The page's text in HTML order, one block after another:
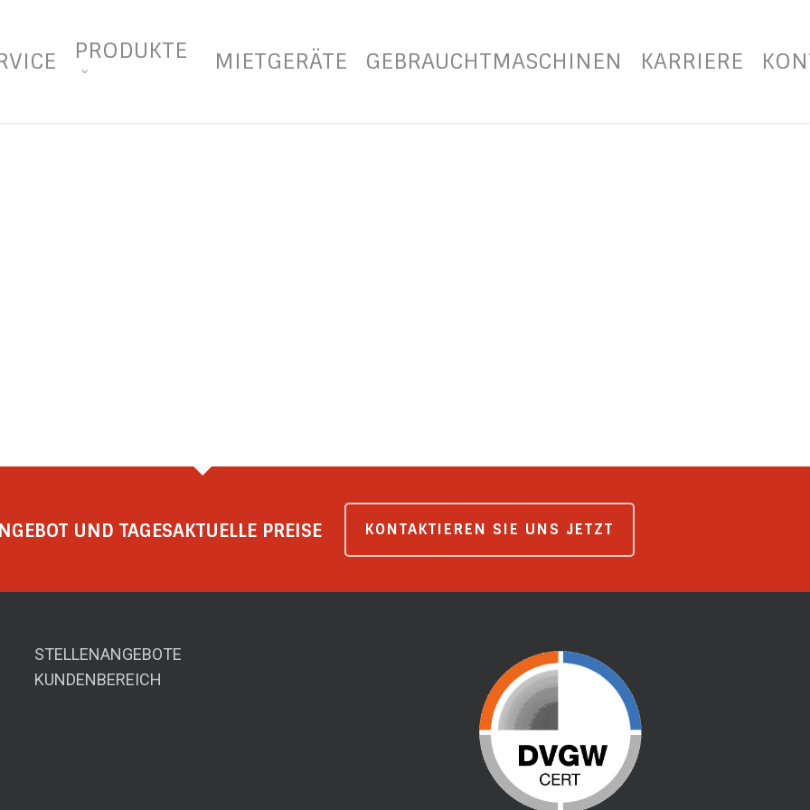
PRODUKTE MIETGERÄTE GEBRAUCHTMASCHINEN KARRIERE
UND TAGESAKTUELLE PREISE KONTAKTIEREN SIE UNS JETZT
STELLENANGEBOTE
KUNDENBEREICH